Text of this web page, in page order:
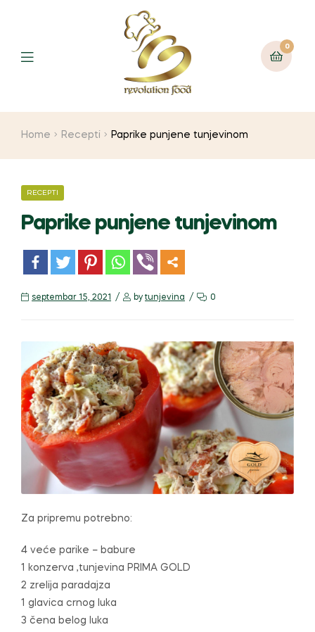
0
Home Recepti Paprike punjene tunjevinom
RECEPTI
Paprike punjene tunjevinom
septembar 15, 2021 by tunjevina 0
Za pripremu potrebno:
4 veće parike – babure
1 konzerva ,tunjevina PRIMA GOLD
2 zrelija paradajza
1 glavica crnog luka
3 čena belog luka